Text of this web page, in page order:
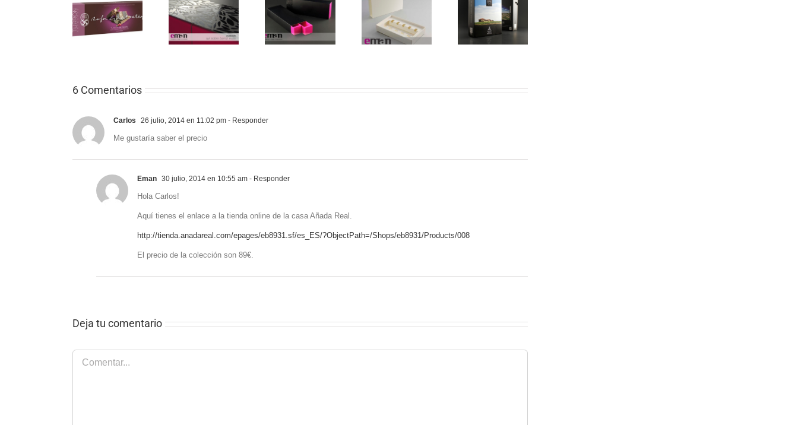
6 Comentarios
Carlos 26 julio, 2014 en 11:02 pm - Responder
Me gustaría saber el precio
Eman 30 julio, 2014 en 10:55 am - Responder
Hola Carlos!
Aquí tienes el enlace a la tienda online de la casa Añada Real.
http://tienda.anadareal.com/epages/eb8931.sf/es_ES/?ObjectPath=/Shops/eb8931/Products/008
El precio de la colección son 89€.
Deja tu comentario
Comentar